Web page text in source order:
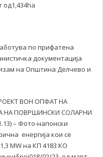
по прифатена
документација
на Општина Делчево и
ВОН ОПФАТ НА
НА ПОВРШИНСКИ СОЛАРНИ
– Фото-напонски
енергија кои се
MW на КП 4183 КО